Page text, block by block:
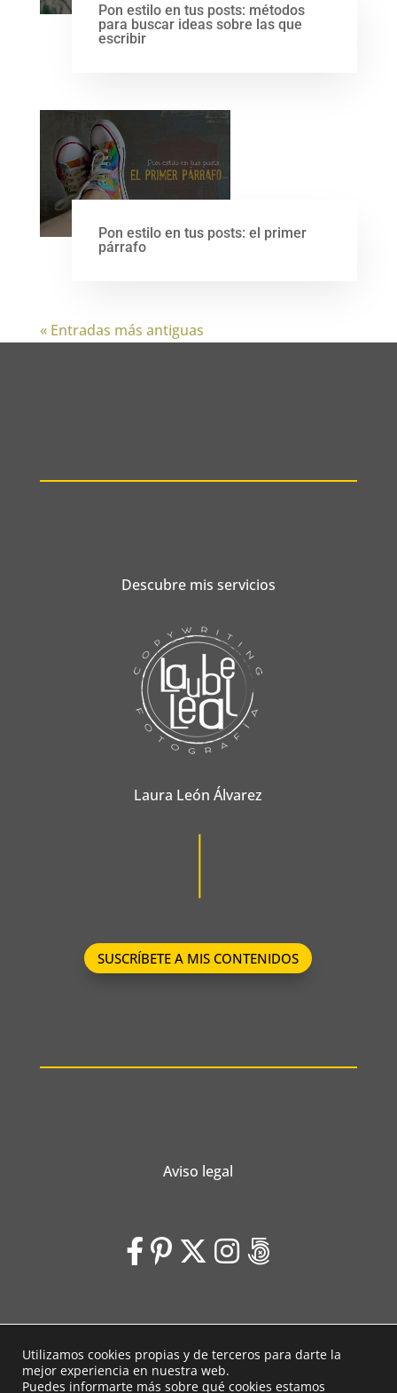
Pon estilo en tus posts: métodos
para buscar ideas sobre las que
escribir
Pon estilo en tus posts: el primer
párrafo
« Entradas más antiguas
Descubre mis servicios
Laura León Álvarez
SUSCRÍBETE A MIS CONTENIDOS
Aviso legal
Laubeleal © 2026 | Diseño webVoluta Estudio
Utilizamos cookies propias y de terceros para darte la
mejor experiencia en nuestra web.
Puedes informarte más sobre qué cookies estamos